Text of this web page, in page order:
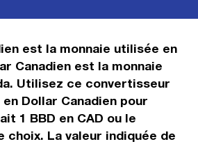
est la monnaie utilisée en
Canadien est la monnaie
Utilisez ce convertisseur
Dollar Canadien pour
1 BBD en CAD ou le
choix. La valeur indiquée de